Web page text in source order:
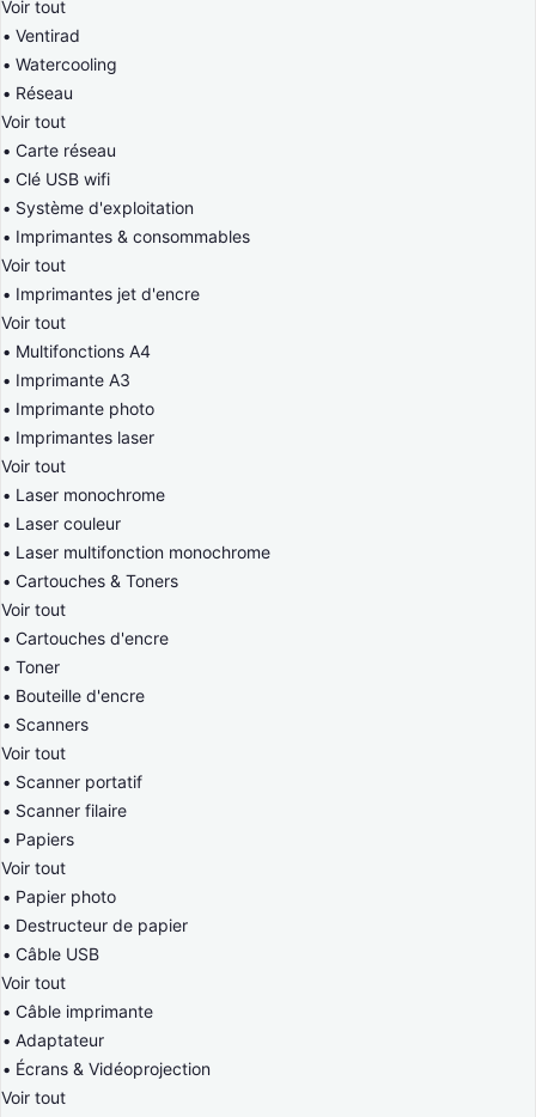
Voir tout
Ventirad
Watercooling
Réseau
Voir tout
Carte réseau
Clé USB wifi
Système d'exploitation
Imprimantes & consommables
Voir tout
Imprimantes jet d'encre
Voir tout
Multifonctions A4
Imprimante A3
Imprimante photo
Imprimantes laser
Voir tout
Laser monochrome
Laser couleur
Laser multifonction monochrome
Cartouches & Toners
Voir tout
Cartouches d'encre
Toner
Bouteille d'encre
Scanners
Voir tout
Scanner portatif
Scanner filaire
Papiers
Voir tout
Papier photo
Destructeur de papier
Câble USB
Voir tout
Câble imprimante
Adaptateur
Écrans & Vidéoprojection
Voir tout